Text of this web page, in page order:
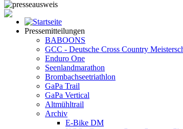
Pressemitteilungen
BABOONS
GCC - Deutsche Cross Country
Enduro One
Seenlandmarathon
Brombachseetriathlon
GaPa Trail
GaPa Vertical
Altmühltrail
Archiv
E-Bike DM